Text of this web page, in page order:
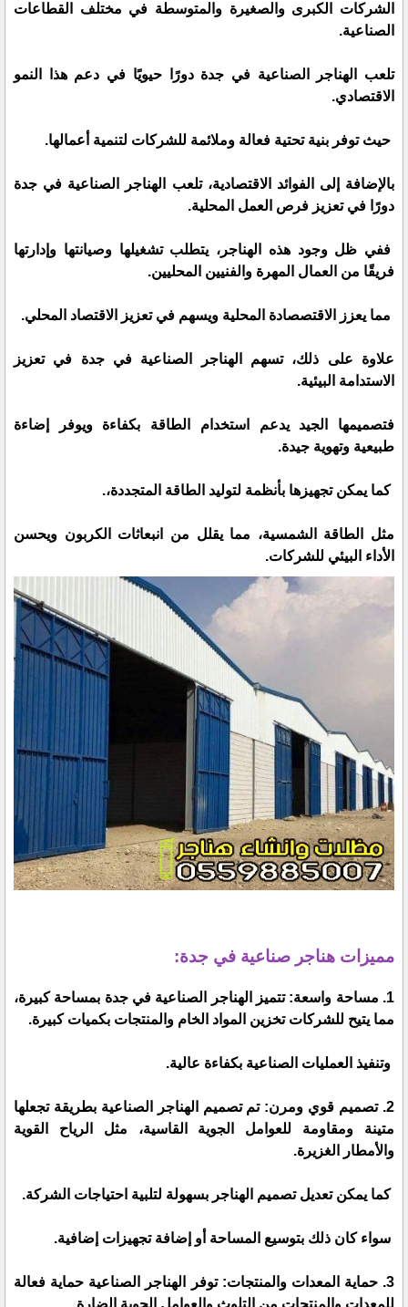
الشركات الكبرى والصغيرة والمتوسطة في مختلف القطاعات
الصناعية.
تلعب الهناجر الصناعية في جدة دورًا حيويًا في دعم هذا النمو
الاقتصادي.
حيث توفر بنية تحتية فعالة وملائمة للشركات لتنمية أعمالها.
بالإضافة إلى الفوائد الاقتصادية، تلعب الهناجر الصناعية في جدة
دورًا في تعزيز فرص العمل المحلية.
ففي ظل وجود هذه الهناجر، يتطلب تشغيلها وصيانتها وإدارتها
فريقًا من العمال المهرة والفنيين المحليين.
مما يعزز الاقتصصادة المحلية ويسهم في تعزيز الاقتصاد المحلي.
علاوة على ذلك، تسهم الهناجر الصناعية في جدة في تعزيز
الاستدامة البيئية.
فتصميمها الجيد يدعم استخدام الطاقة بكفاءة ويوفر إضاءة
طبيعية وتهوية جيدة.
كما يمكن تجهيزها بأنظمة لتوليد الطاقة المتجددة،.
مثل الطاقة الشمسية، مما يقلل من انبعاثات الكربون ويحسن
الأداء البيئي للشركات.
مميزات هناجر صناعية في جدة:
1. مساحة واسعة: تتميز الهناجر الصناعية في جدة بمساحة كبيرة،
مما يتيح للشركات تخزين المواد الخام والمنتجات بكميات كبيرة.
وتنفيذ العمليات الصناعية بكفاءة عالية.
2. تصميم قوي ومرن: تم تصميم الهناجر الصناعية بطريقة تجعلها
متينة ومقاومة للعوامل الجوية القاسية، مثل الرياح القوية
والأمطار الغزيرة.
كما يمكن تعديل تصميم الهناجر بسهولة لتلبية احتياجات الشركة.
سواء كان ذلك بتوسيع المساحة أو إضافة تجهيزات إضافية.
3. حماية المعدات والمنتجات: توفر الهناجر الصناعية حماية فعالة
للمعدات والمنتجات من التلوث والعوامل الجوية الضارة.